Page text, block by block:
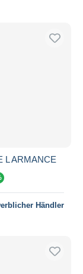
L ARMANCE
Händler